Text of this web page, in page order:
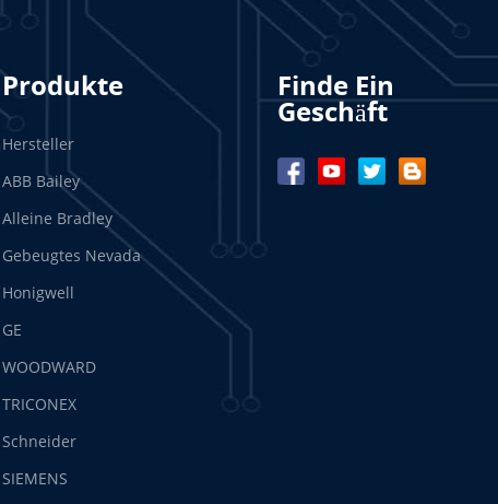
Produkte
Hersteller
ABB Bailey
Alleine Bradley
Gebeugtes Nevada
Honigwell
GE
WOODWARD
TRICONEX
Schneider
SIEMENS
Finde Ein
Geschäft